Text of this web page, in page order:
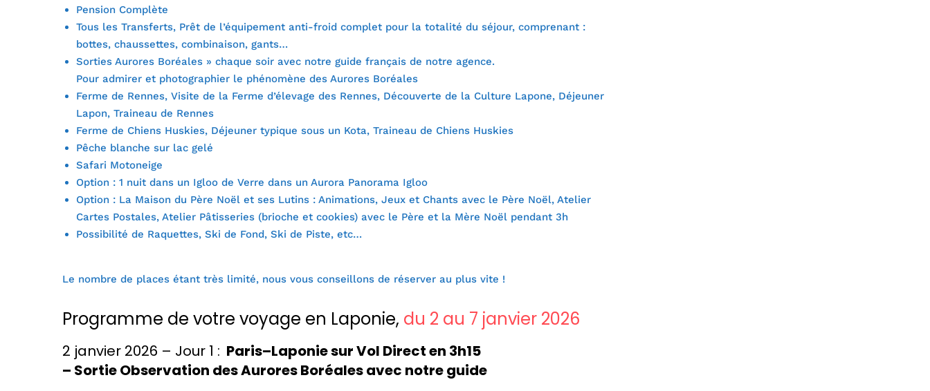
Pension Complète
Tous les Transferts, Prêt de l’équipement anti-froid complet pour la totalité du séjour, comprenant :
bottes, chaussettes, combinaison, gants…
Sorties Aurores Boréales » chaque soir avec notre guide français de notre agence.
Pour admirer et photographier le phénomène des Aurores Boréales
Ferme de Rennes, Visite de la Ferme d’élevage des Rennes, Découverte de la Culture Lapone, Déjeuner
Lapon, Traineau de Rennes
Ferme de Chiens Huskies, Déjeuner typique sous un Kota, Traineau de Chiens Huskies
Pêche blanche sur lac gelé
Safari Motoneige
Option : 1 nuit dans un Igloo de Verre dans un Aurora Panorama Igloo
Option : La Maison du Père Noël et ses Lutins : Animations, Jeux et Chants avec le Père Noël, Atelier
Cartes Postales, Atelier Pâtisseries (brioche et cookies) avec le Père et la Mère Noël pendant 3h
Possibilité de Raquettes, Ski de Fond, Ski de Piste, etc…
Le nombre de places étant très limité, nous vous conseillons de réserver au plus vite !
Programme de votre voyage en Laponie, du 2 au 7 janvier 2026
2 janvier 2026 – Jour 1 : Paris–Laponie sur Vol Direct en 3h15
– Sortie Observation des Aurores Boréales avec notre guide